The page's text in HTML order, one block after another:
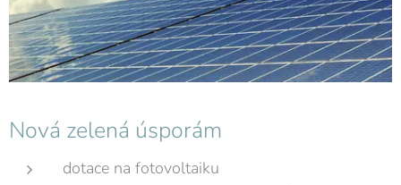
Nová zelená úsporám
dotace na fotovoltaiku